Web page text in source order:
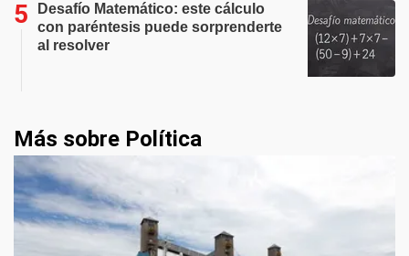
Desafío Matemático: este cálculo
con paréntesis puede sorprenderte
al resolver
Más sobre Política